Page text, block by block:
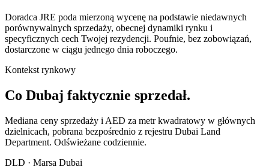
Doradca JRE poda mierzoną wycenę na podstawie niedawnych
porównywalnych sprzedaży, obecnej dynamiki rynku i
specyficznych cech Twojej rezydencji. Poufnie, bez zobowiązań,
dostarczone w ciągu jednego dnia roboczego.
Kontekst rynkowy
Co Dubaj faktycznie sprzedał.
Mediana ceny sprzedaży i AED za metr kwadratowy w głównych
dzielnicach, pobrana bezpośrednio z rejestru Dubai Land
Department. Odświeżane codziennie.
DLD · Marsa Dubai